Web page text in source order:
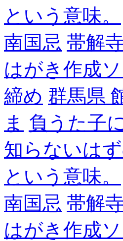
という意味。
南国忌 帯解
はがき作成
締め 群馬県
ま 負うた子
知らないは
という意味。
南国忌 帯解
はがき作成